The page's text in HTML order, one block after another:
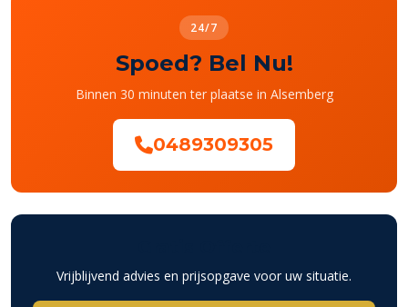
24/7
Spoed? Bel Nu!
Binnen 30 minuten ter plaatse in Alsemberg
0489309305
Vrijblijvend advies en prijsopgave voor uw situatie.